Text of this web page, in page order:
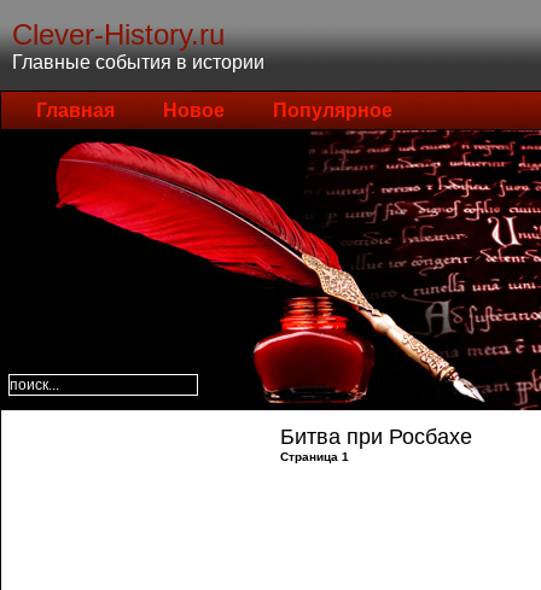
Clever-History.ru
Главные события в истории
Главная Новое Популярное
Битва при Росбахе
Страница 1